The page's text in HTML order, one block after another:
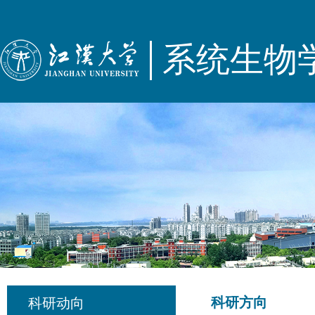
系统生物
科研动向 科研方向